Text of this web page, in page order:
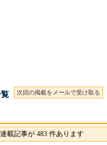
次回の掲載をメールで受け取る
載記事が 483 件あります